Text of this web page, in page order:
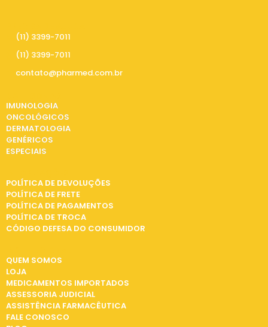
(11) 3399-7011
(11) 3399-7011
contato@pharmed.com.br
IMUNOLOGIA
ONCOLÓGICOS
DERMATOLOGIA
GENÉRICOS
ESPECIAIS
POLÍTICA DE DEVOLUÇÕES
POLÍTICA DE FRETE
POLÍTICA DE PAGAMENTOS
POLÍTICA DE TROCA
CÓDIGO DEFESA DO CONSUMIDOR
QUEM SOMOS
LOJA
MEDICAMENTOS IMPORTADOS
ASSESSORIA JUDICIAL
ASSISTÊNCIA FARMACÊUTICA
FALE CONOSCO